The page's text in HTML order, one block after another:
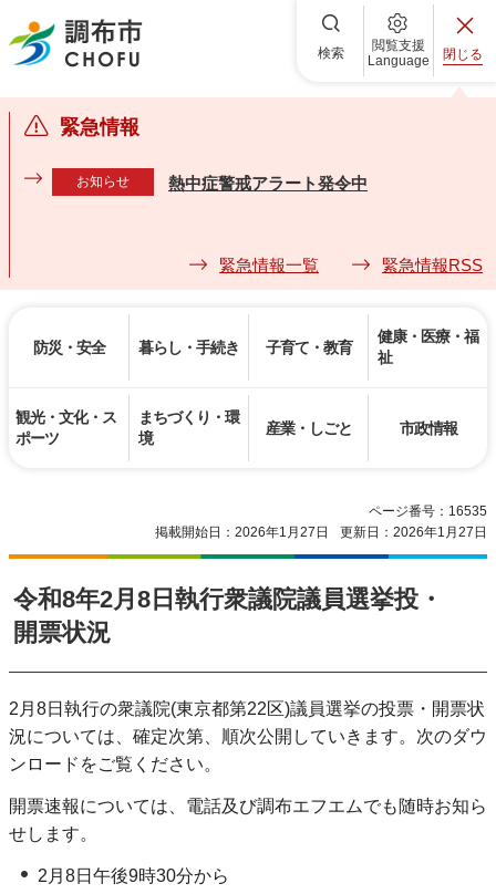
調布市 検索
閲覧支援
Language
閉じる
緊急情報
お知らせ 熱中症警戒アラート発令中
緊急情報一覧 緊急情報RSS
防災・安全 暮らし・手続き 子育て・教育
健康・医療・福
祉
観光・文化・ス
ポーツ
まちづくり・環
境
産業・しごと 市政情報
ページ番号：16535
掲載開始日：2026年1月27日
更新日：2026年1月27日
令和8年2月8日執行衆議院議員選挙投・
開票状況
2月8日執行の衆議院(東京都第22区)議員選挙の投票・開票状
況については、確定次第、順次公開していきます。次のダウ
ンロードをご覧ください。
開票速報については、電話及び調布エフエムでも随時お知ら
せします。
2月8日午後9時30分から